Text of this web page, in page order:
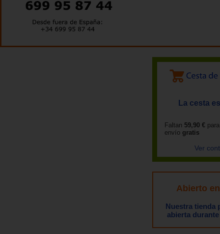
La cesta
Faltan 59,90 €
envío gratis
Ver
Abierto
Nuestra tienda
abierta